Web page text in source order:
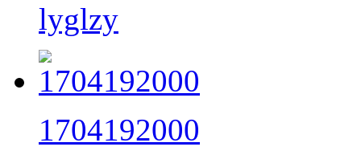
lyglzy
1704192000